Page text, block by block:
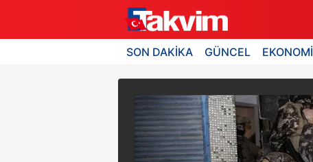
SON DAKİKA GÜNCEL EKONOMİ